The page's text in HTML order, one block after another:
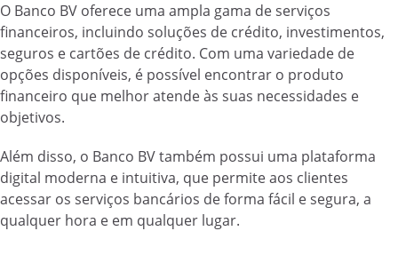
O Banco BV oferece uma ampla gama de serviços
financeiros, incluindo soluções de crédito, investimentos,
seguros e cartões de crédito. Com uma variedade de
opções disponíveis, é possível encontrar o produto
financeiro que melhor atende às suas necessidades e
objetivos.
Além disso, o Banco BV também possui uma plataforma
digital moderna e intuitiva, que permite aos clientes
acessar os serviços bancários de forma fácil e segura, a
qualquer hora e em qualquer lugar.